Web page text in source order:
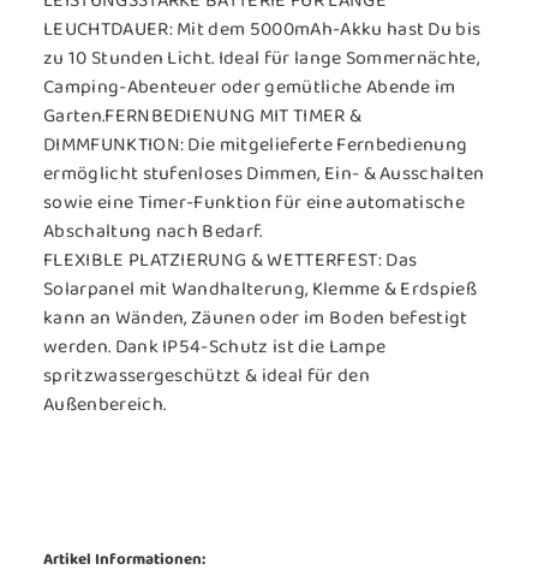
LEUCHTDAUER:Mit dem 5000mAh-Akku hast Du bis
zu 10 Stunden Licht. Ideal für lange Sommernächte,
Camping-Abenteuer oder gemütliche Abende im
Garten.FERNBEDIENUNG MIT TIMER &
DIMMFUNKTION:Die mitgelieferte Fernbedienung
ermöglicht stufenloses Dimmen, Ein- & Ausschalten
sowie eine Timer-Funktion für eine automatische
Abschaltung nach Bedarf.
FLEXIBLE PLATZIERUNG & WETTERFEST:Das
Solarpanel mit Wandhalterung, Klemme & Erdspieß
kann an Wänden, Zäunen oder im Boden befestigt
werden. Dank IP54-Schutz ist die Lampe
spritzwassergeschützt & ideal für den
Außenbereich.
Artikel Informationen: